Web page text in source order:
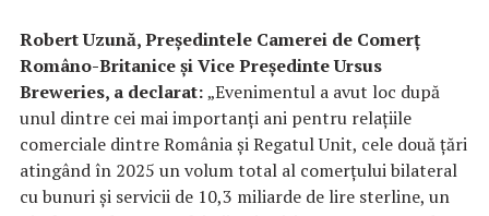
Robert Uzună, Președintele Camerei de Comerț
Româno-Britanice și Vice Președinte Ursus
Breweries, a declarat:„Evenimentul a avut loc după
unul dintre cei mai importanți ani pentru relațiile
comerciale dintre România și Regatul Unit, cele două țări
atingând în 2025 un volum total al comerțului bilateral
cu bunuri și servicii de 10,3 miliarde de lire sterline, un